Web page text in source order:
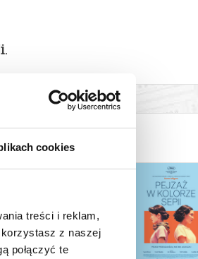
cookies
treści i reklam,
z naszej
połączyć te